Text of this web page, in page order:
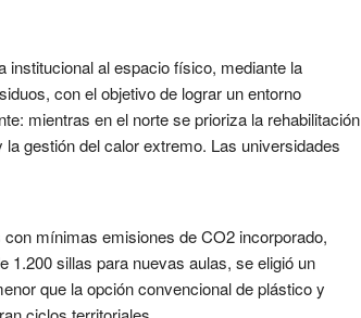
al espacio físico, mediante la
con el objetivo de lograr un entorno
mientras en el norte se prioriza la rehabilitación
gestión del calor extremo. Las universidades
mínimas emisiones de CO2 incorporado,
1.200 sillas para nuevas aulas, se eligió un
que la opción convencional de plástico y